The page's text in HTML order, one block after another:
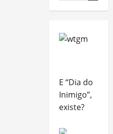
E “Dia do
Inimigo”,
existe?